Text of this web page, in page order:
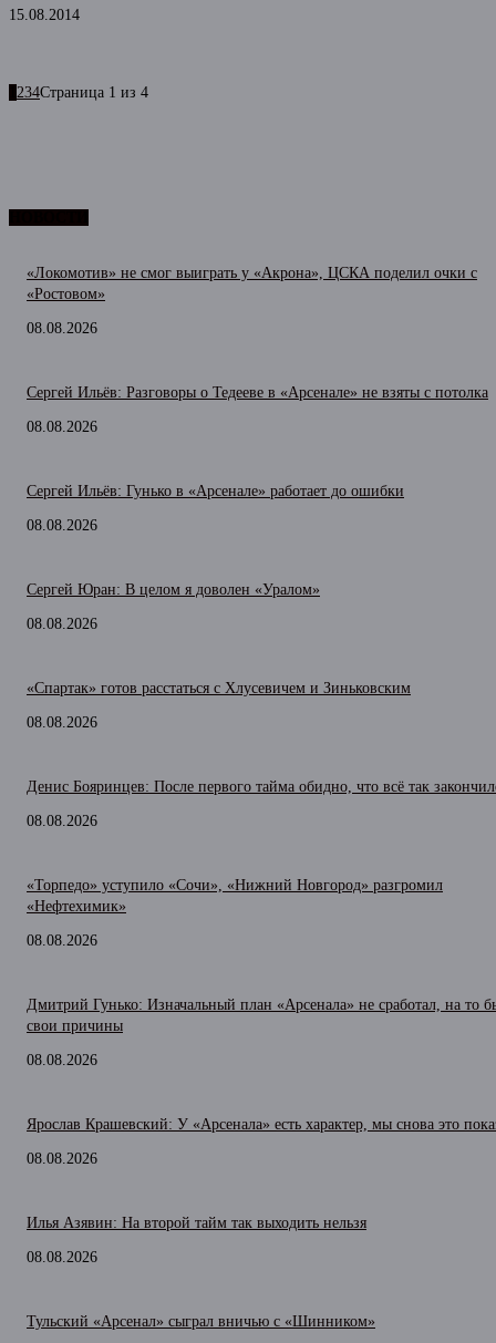
15.08.2014
234Страница 1 из 4
«Локомотив» не смог выиграть у «Акрона», ЦСКА поделил очки с
«Ростовом»
08.08.2026
Сергей Ильёв: Разговоры о Тедееве в «Арсенале» не взяты с потолка
08.08.2026
Сергей Ильёв: Гунько в «Арсенале» работает до ошибки
08.08.2026
Сергей Юран: В целом я доволен «Уралом»
08.08.2026
«Спартак» готов расстаться с Хлусевичем и Зиньковским
08.08.2026
Денис Бояринцев: После первого тайма обидно, что всё так
08.08.2026
«Торпедо» уступило «Сочи», «Нижний Новгород» разгромил
«Нефтехимик»
08.08.2026
Дмитрий Гунько: Изначальный план «Арсенала» не сработал, на то
свои причины
08.08.2026
Ярослав Крашевский: У «Арсенала» есть характер, мы снова это
08.08.2026
Илья Азявин: На второй тайм так выходить нельзя
08.08.2026
Тульский «Арсенал» сыграл вничью с «Шинником»